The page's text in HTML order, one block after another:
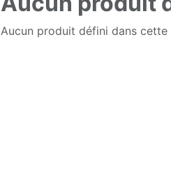
Aucun produit défini dans cette